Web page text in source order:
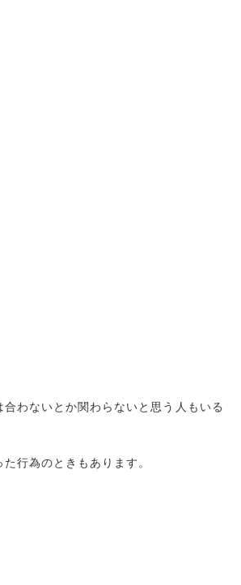
わないとか関わらないと思う人もいる
行為のときもあります。